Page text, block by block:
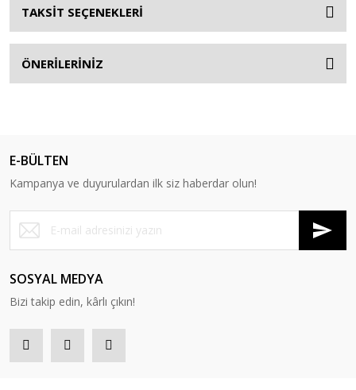
TAKSİT SEÇENEKLERİ
ÖNERİLERİNİZ
E-BÜLTEN
Kampanya ve duyurulardan ilk siz haberdar olun!
SOSYAL MEDYA
Bizi takip edin, kârlı çıkın!